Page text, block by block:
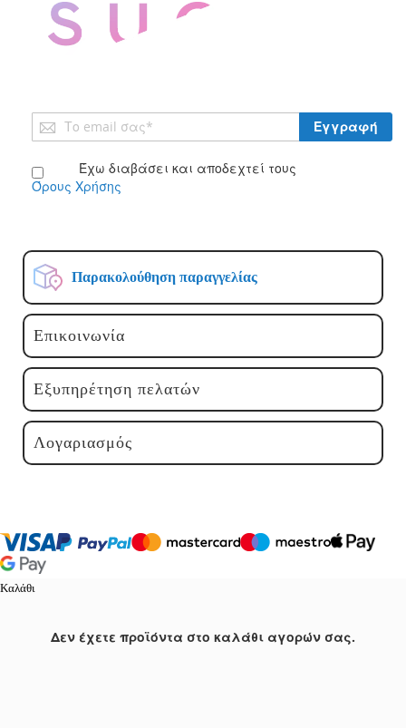
Παρακολούθηση παραγγελίας
Επικοινωνία
Εξυπηρέτηση πελατών
Λογαριασμός
Εγγραφή
στο
Δελτίο: Έχω διαβάσει και αποδεχτεί τους
Όρους Χρήσης
Εγγραφή
Καλάθι
Δεν έχετε προϊόντα στο καλάθι αγορών σας.